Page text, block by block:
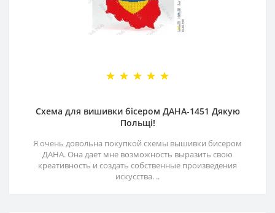
Схема для вишивки бісером ДАНА-1451 Дякую
Польщі!
Я очень довольна покупкой схемы вышивки бисером
ДАНА. Она дает мне возможность выразить свою
креативность и создать собственные произведения
искусства. ..